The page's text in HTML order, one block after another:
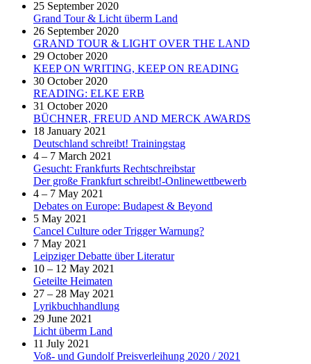
25 September 2020
Grand Tour & Licht überm Land
26 September 2020
GRAND TOUR & LIGHT OVER THE LAND
29 October 2020
KEEP ON WRITING, KEEP ON READING
30 October 2020
READING: ELKE ERB
31 October 2020
BÜCHNER, FREUD AND MERCK AWARDS
18 January 2021
Deutschland schreibt! Trainingstag
4 – 7 March 2021
Gesucht: Frankfurts Rechtschreibstar
Der große Frankfurt schreibt!-Onlinewettbewerb
4 – 7 May 2021
Debates on Europe: Budapest & Beyond
5 May 2021
Cancel Culture oder Trigger Warnung?
7 May 2021
Leipziger Debatte über Literatur
10 – 12 May 2021
Geteilte Heimaten
27 – 28 May 2021
Lyrikbuchhandlung
29 June 2021
Licht überm Land
11 July 2021
Voß- und Gundolf Preisverleihung 2020 / 2021